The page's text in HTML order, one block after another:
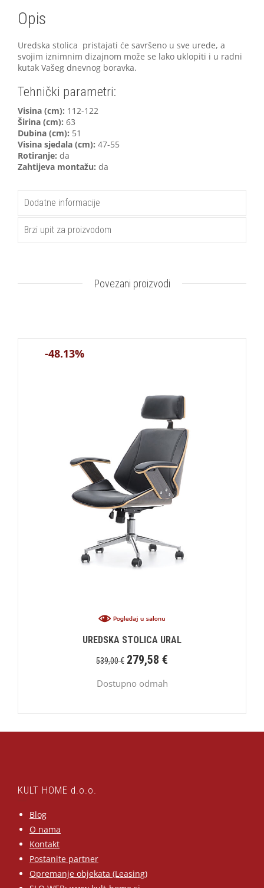
Opis
Uredska stolica pristajati će savršeno u sve urede, a
svojim iznimnim dizajnom može se lako uklopiti i u radni
kutak Vašeg dnevnog boravka.
Tehnički parametri:
Visina (cm): 112-122
Širina (cm): 63
Dubina (cm): 51
Visina sjedala (cm): 47-55
Rotiranje: da
Zahtijeva montažu: da
Dodatne informacije
Brzi upit za proizvodom
Povezani proizvodi
-48.13%
UREDSKA STOLICA URAL
539,00€ 279,58 €
Dostupno odmah
KULT HOME d.o.o.
Blog
O nama
Kontakt
Postanite partner
Opremanje objekata (Leasing)